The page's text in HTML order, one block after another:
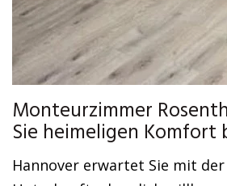
Monteurzimmer
Sie heimeligen Komfort
Hannover erwartet Sie mit